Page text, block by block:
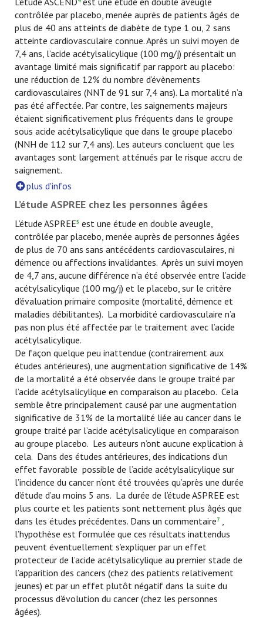
contrôlée par placebo, menée auprès de patients âgés de
plus de 40 ans atteints de diabète de type 1 ou, 2 sans
atteinte cardiovasculaire connue. Après un suivi moyen de
7,4 ans, l’acide acétylsalicylique (100 mg/j) présentait un
avantage limité mais significatif par rapport au placebo:
une réduction de 12% du nombre d’évènements
cardiovasculaires (NNT de 91 sur 7,4 ans). La mortalité n’a
pas été affectée. Par contre, les saignements majeurs
étaient significativement plus fréquents dans le groupe
sous acide acétylsalicylique que dans le groupe placebo
(NNH de 112 sur 7,4 ans). Les auteurs concluent que les
avantages sont largement atténués par le risque accru de
saignement.
plus d'infos
L’étude ASPREE chez les personnes âgées
L’étude ASPREE5 est une étude en double aveugle,
contrôlée par placebo, menée auprès de personnes âgées
de plus de 70 ans sans antécédents cardiovasculaires, ni
démence ou affections invalidantes. Après un suivi moyen
de 4,7 ans, aucune différence n’a été observée entre l’acide
acétylsalicylique (100 mg/j) et le placebo, sur le critère
d’évaluation primaire composite (mortalité, démence et
maladies débilitantes). La morbidité cardiovasculaire n’a
pas non plus été affectée par le traitement avec l’acide
acétylsalicylique.
De façon quelque peu inattendue (contrairement aux
études antérieures), une augmentation significative de 14%
de la mortalité a été observée dans le groupe traité par
l’acide acétylsalicylique en comparaison au placebo. Cela
semble être principalement causé par une augmentation
significative de 31% de la mortalité liée au cancer dans le
groupe traité par l’acide acétylsalicylique en comparaison
au groupe placebo. Les auteurs n’ont aucune explication à
cela. Dans des études antérieures, des indications d’un
effet favorable possible de l’acide acétylsalicylique sur
l’incidence du cancer n’ont été trouvées qu’après une durée
d’étude d’au moins 5 ans. La durée de l’étude ASPREE est
plus courte et les patients sont nettement plus âgés que
dans les études précédentes. Dans un commentaire7 ,
l’hypothèse est formulée que ces résultats inattendus
peuvent éventuellement s’expliquer par un effet
protecteur de l’acide acétylsalicylique au premier stade de
l’apparition des cancers (chez des patients relativement
jeunes) et par un effet plutôt négatif dans la suite du
processus d’évolution du cancer (chez les personnes
âgées).